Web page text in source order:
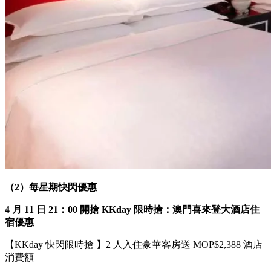
（2）每星期快閃優惠
4 月 11 日 21：00 開搶 KKday 限時搶：澳門喜來登大酒店住
宿優惠
【KKday 快閃限時搶 】2 人入住豪華客房送 MOP$2,388 酒店
消費額